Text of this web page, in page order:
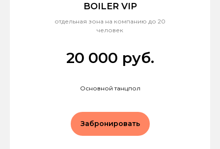
BOILER VIP
отдельная зона на компанию до 20
человек
20 000 руб.
Основной танцпол
Забронировать